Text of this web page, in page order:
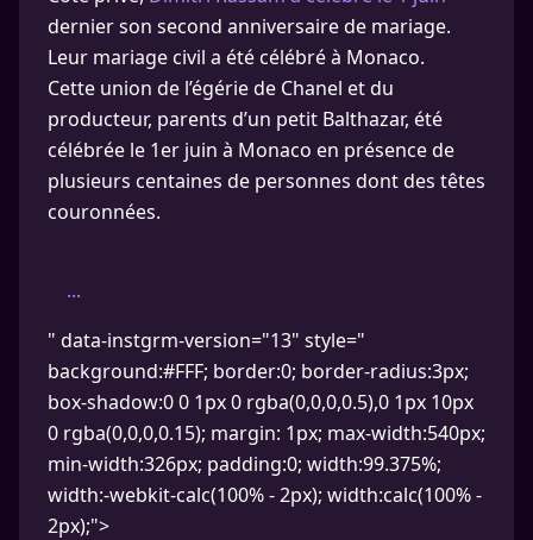
dernier son second anniversaire de mariage.
Leur mariage civil a été célébré à Monaco.
Cette union de l’égérie de Chanel et du
producteur, parents d’un petit Balthazar, été
célébrée le 1er juin à Monaco en présence de
plusieurs centaines de personnes dont des têtes
couronnées.
...
" data-instgrm-version="13" style="
background:#FFF; border:0; border-radius:3px;
box-shadow:0 0 1px 0 rgba(0,0,0,0.5),0 1px 10px
0 rgba(0,0,0,0.15); margin: 1px; max-width:540px;
min-width:326px; padding:0; width:99.375%;
width:-webkit-calc(100% - 2px); width:calc(100% -
2px);">